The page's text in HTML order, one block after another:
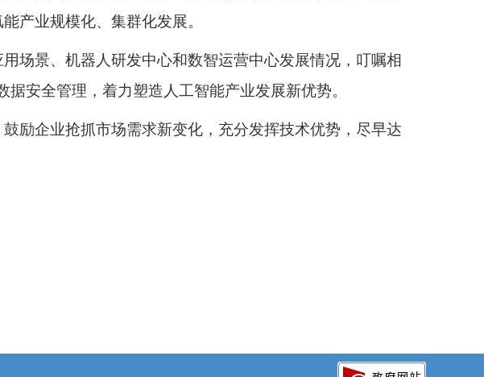
产业规模化、集群化发展。
场景、机器人研发中心和数智运营中心发展情况，叮嘱相
安全管理，着力塑造人工智能产业发展新优势。
励企业抢抓市场需求新变化，充分发挥技术优势，尽早达